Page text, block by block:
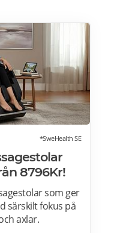
*SweHealth SE
8796Kr!
som ger
särskilt fokus på
axlar.